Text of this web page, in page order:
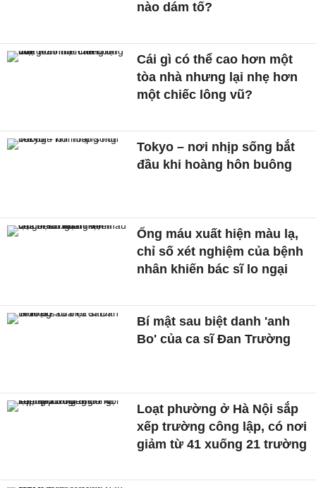
nào dám tố?
Cái gì có thể cao hơn một
tòa nhà nhưng lại nhẹ hơn
một chiếc lông vũ?
Tokyo – nơi nhịp sống bắt
đầu khi hoàng hôn buông
Ống máu xuất hiện màu lạ,
chỉ số xét nghiệm của bệnh
nhân khiến bác sĩ lo ngại
Bí mật sau biệt danh 'anh
Bo' của ca sĩ Đan Trường
Loạt phường ở Hà Nội sắp
xếp trường công lập, có nơi
giảm từ 41 xuống 21 trường